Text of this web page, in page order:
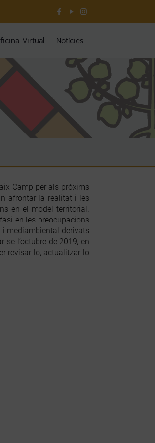
Virtual Notícies
Camp per als pròxims
afrontar la realitat i les
en el model territorial.
en les preocupacions
mediambiental derivats
se l’octubre de 2019, en
revisar-lo, actualitzar-lo